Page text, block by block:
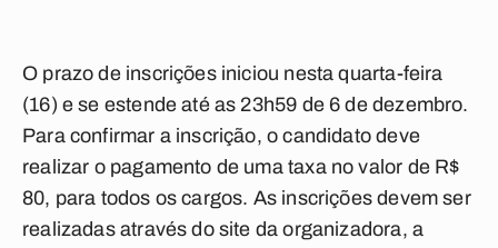
O prazo de inscrições iniciou nesta quarta-feira
(16) e se estende até as 23h59 de 6 de dezembro.
Para confirmar a inscrição, o candidato deve
realizar o pagamento de uma taxa no valor de R$
80, para todos os cargos. As inscrições devem ser
realizadas através do site da organizadora, a